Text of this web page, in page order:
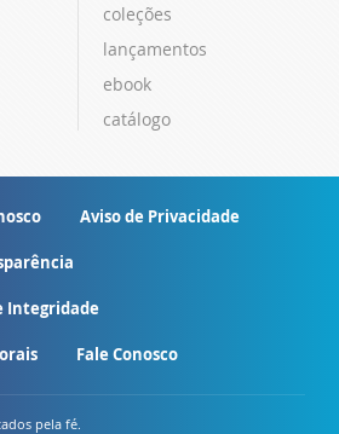
coleções
lançamentos
ebook
catálogo
Aviso de Privacidade
Integridade
Fale Conosco
pela fé.